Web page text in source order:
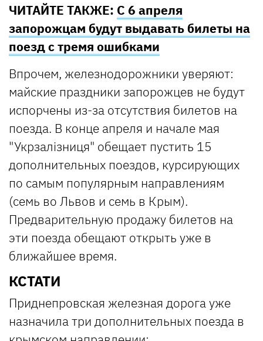
ЧИТАЙТЕ ТАКЖЕ: C 6 апреля
запорожцам будут выдавать билеты на
поезд с тремя ошибками
Впрочем, железнодорожники уверяют:
майские праздники запорожцев не будут
испорчены из-за отсутствия билетов на
поезда. В конце апреля и начале мая
"Укрзалізниця" обещает пустить 15
дополнительных поездов, курсирующих
по самым популярным направлениям
(семь во Львов и семь в Крым).
Предварительную продажу билетов на
эти поезда обещают открыть уже в
ближайшее время.
КСТАТИ
Приднепровская железная дорога уже
назначила три дополнительных поезда в